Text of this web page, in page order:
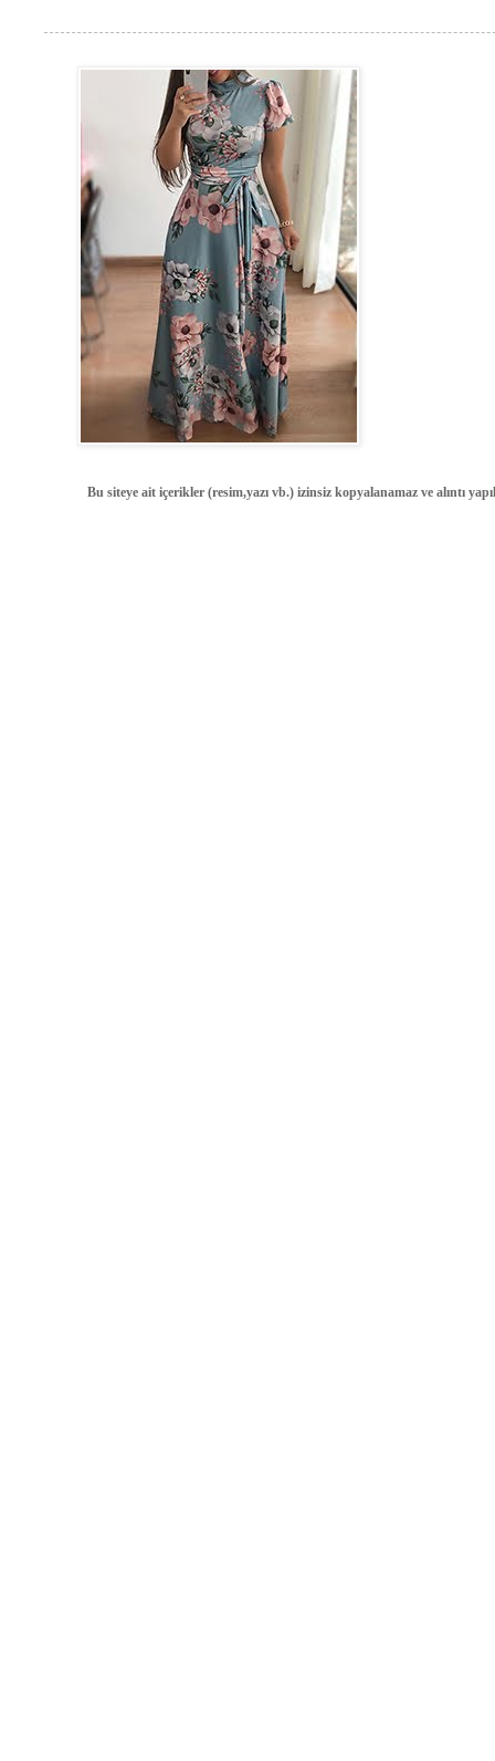
Bu siteye ait içerikler (resim,yazı vb.) izinsiz kopyalanamaz ve alıntı